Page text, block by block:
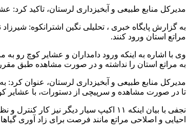
مدیرکل منابع طبیعی و آبخیزداری لرستان، تاکید کرد: عشایر کوچ رو تا قبل از ۱۵ اردیبهشت ماه حق
مراتع استان ورود کنند.
به مراتع استان را نداشته و در صورت مشاهده طبق
تا در صورت مشاهده و سرپیچی از دستورات، با عشایر
نجفی با بیان اینکه ۱۱ اکیپ سیار
احیایی و اصلاحی مراتع مانند فرصت برای زاد آوری